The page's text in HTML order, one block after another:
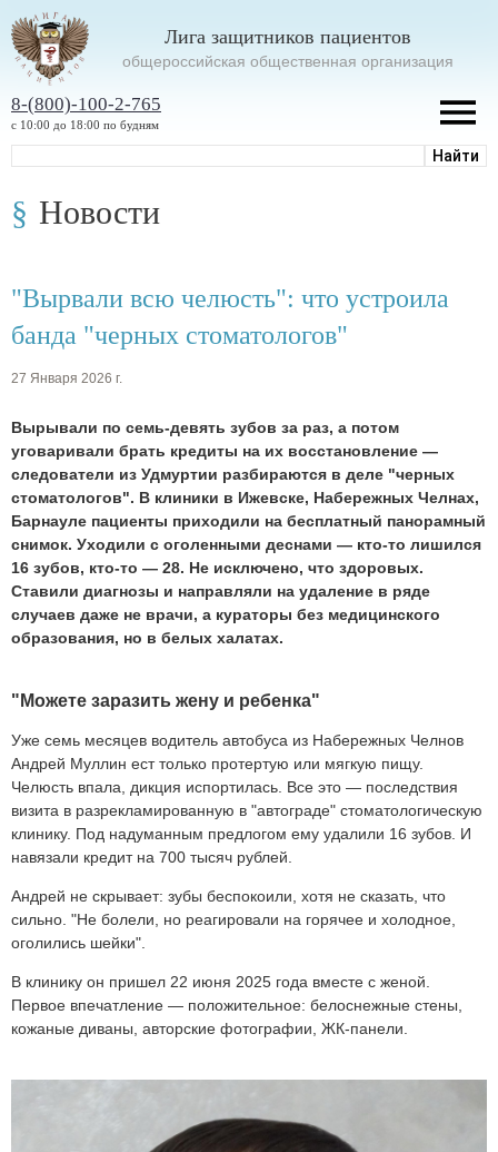
Лига защитников пациентов
oбщероссийская общественная организация
8-(800)-100-2-765
с 10:00 до 18:00 по будням
Новости
"Вырвали всю челюсть": что устроила
банда "черных стоматологов"
27 Января 2026 г.
Вырывали по семь-девять зубов за раз, а потом
уговаривали брать кредиты на их восстановление —
следователи из Удмуртии разбираются в деле "черных
стоматологов". В клиники в Ижевске, Набережных Челнах,
Барнауле пациенты приходили на бесплатный панорамный
снимок. Уходили с оголенными деснами — кто-то лишился
16 зубов, кто-то — 28. Не исключено, что здоровых.
Ставили диагнозы и направляли на удаление в ряде
случаев даже не врачи, а кураторы без медицинского
образования, но в белых халатах.
"Можете заразить жену и ребенка"
Уже семь месяцев водитель автобуса из Набережных Челнов
Андрей Муллин ест только протертую или мягкую пищу.
Челюсть впала, дикция испортилась. Все это — последствия
визита в разрекламированную в "автограде" стоматологическую
клинику. Под надуманным предлогом ему удалили 16 зубов. И
навязали кредит на 700 тысяч рублей.
Андрей не скрывает: зубы беспокоили, хотя не сказать, что
сильно. "Не болели, но реагировали на горячее и холодное,
оголились шейки".
В клинику он пришел 22 июня 2025 года вместе с женой.
Первое впечатление — положительное: белоснежные стены,
кожаные диваны, авторские фотографии, ЖК-панели.